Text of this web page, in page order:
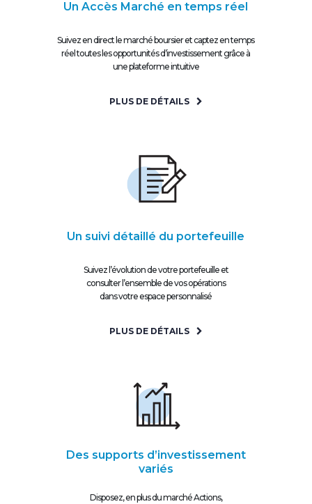
Un Accès Marché en temps réel
Suivez en direct le marché boursier et captez en temps
réel toutes les opportunités d’investissement grâce à
une plateforme intuitive
PLUS DE DÉTAILS
Un suivi détaillé du portefeuille
Suivez l’évolution de votre portefeuille et
consulter l’ensemble de vos opérations
dans votre espace personnalisé
PLUS DE DÉTAILS
Des supports d’investissement
variés
Disposez, en plus du marché Actions,